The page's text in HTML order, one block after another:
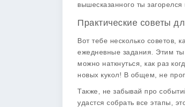
вышесказанного ты
Практические советы
Вот тебе несколько советов,
ежедневные задания . Этим
можно наткнуться, как раз
новых кукол! В общем, не
Также, не забывай про
удастся собрать все этапы,